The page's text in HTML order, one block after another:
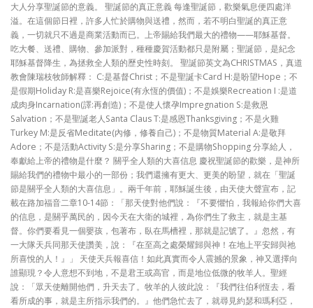
大人分享聖誕節的意義。 聖誕節的真正意義 每逢聖誕節，歡樂氣息便四處洋
溢。在這個節日裡，許多人忙於購物與送禮，然而，若不明白聖誕的真正意
義，一切就只不過是商業活動而已。上帝賜給我們最大的禮物——耶穌基督。
吃大餐、送禮、購物、參加派對，種種慶賀活動都只是附屬；聖誕節，是紀念
耶穌基督降生，為拯救全人類的歷史性時刻。 聖誕節英文為CHRISTMAS，真道
教會陳瑞枝牧師解釋： C:是基督Christ；不是聖誕卡Card H:是盼望Hope；不
是假期Holiday R:是喜樂Rejoice(有永恆的價值)；不是娛樂Recreation I :是道
成肉身Incarnation(譯:再創造)；不是使人懷孕Impregnation S:是救恩
Salvation；不是聖誕老人Santa Claus T:是感恩Thanksgiving；不是火雞
Turkey M:是反省Meditate(內修，修養自己)；不是物質Material A:是敬拜
Adore；不是活動Activity S:是分享Sharing；不是購物Shopping 分享給人，
奉獻給上帝的禮物是什麼？ 關乎全人類的大喜信息 慶祝聖誕節的歡樂，是神所
賜給我們的禮物中最小的一部份；我們還擁有更大、更美的盼望，就在「聖誕
節是關乎全人類的大喜信息」。兩千年前，耶穌誕生後，由天使大聲宣布，記
載在路加福音二章10-14節：「那天使對他們說：『不要懼怕，我報給你們大喜
的信息，是關乎萬民的，因今天在大衛的城裡，為你們生了救主，就是主基
督。你們要看見一個嬰孩，包著布，臥在馬槽裡，那就是記號了。』忽然，有
一大隊天兵同那天使讚美，說：『在至高之處榮耀歸與神！在地上平安歸與祂
所喜悅的人！』」 天使天兵報喜信！如此真實而令人震撼的景象，神又選擇向
誰顯現？令人意想不到地，不是君王或高官，而是地位低微的牧羊人。聖經
說：「眾天使離開他們，升天去了。牧羊的人彼此說：『我們往伯利恆去，看
看所成的事，就是主所指示我們的。』他們急忙去了，就尋見約瑟和瑪利亞，